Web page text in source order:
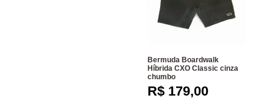
Bermuda Boardwalk
Híbrida CXO Classic cinza
chumbo
R$ 179,00